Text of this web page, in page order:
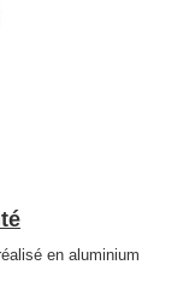
en aluminium